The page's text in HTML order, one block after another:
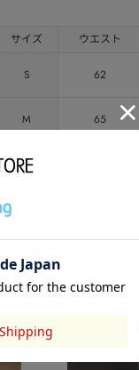
サイズ ウエスト
S 62
M 65